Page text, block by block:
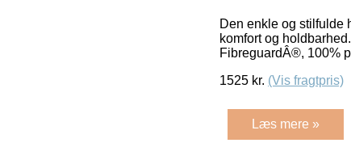
Den enkle og stilfulde
komfort og
FibreguardÂ®, 100%
1525 kr. (Vis fragtpris)
Læs mere »